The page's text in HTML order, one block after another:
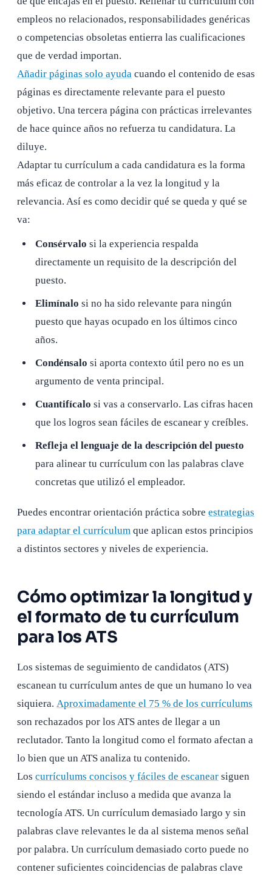
empleos no relacionados, responsabilidades genéricas
o competencias obsoletas entierra las cualificaciones
que de verdad importan.
Añadir páginas solo ayuda cuando el contenido de esas
páginas es directamente relevante para el puesto
objetivo. Una tercera página con prácticas irrelevantes
de hace quince años no refuerza tu candidatura. La
diluye.
Adaptar tu currículum a cada candidatura es la forma
más eficaz de controlar a la vez la longitud y la
relevancia. Así es como decidir qué se queda y qué se
va:
Consérvalo si la experiencia respalda
directamente un requisito de la descripción del
puesto.
Elimínalo si no ha sido relevante para ningún
puesto que hayas ocupado en los últimos cinco
años.
Condénsalo si aporta contexto útil pero no es un
argumento de venta principal.
Cuantifícalo si vas a conservarlo. Las cifras hacen
que los logros sean fáciles de escanear y creíbles.
Refleja el lenguaje de la descripción del puesto
para alinear tu currículum con las palabras clave
concretas que utilizó el empleador.
Puedes encontrar orientación práctica sobre estrategias
para adaptar el currículum que aplican estos principios
a distintos sectores y niveles de experiencia.
Cómo optimizar la longitud y
el formato de tu currículum
para los ATS
Los sistemas de seguimiento de candidatos (ATS)
escanean tu currículum antes de que un humano lo vea
siquiera. Aproximadamente el 75 % de los currículums
son rechazados por los ATS antes de llegar a un
reclutador. Tanto la longitud como el formato afectan a
lo bien que un ATS analiza tu contenido.
Los currículums concisos y fáciles de escanear siguen
siendo el estándar incluso a medida que avanza la
tecnología ATS. Un currículum demasiado largo y sin
palabras clave relevantes le da al sistema menos señal
por palabra. Un currículum demasiado corto puede no
contener suficientes coincidencias de palabras clave